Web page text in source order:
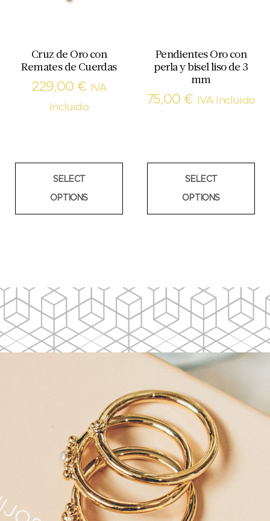
Cruz de Oro con
Remates de Cuerdas
229,00 €
IVA
Incluido
SELECT
OPTIONS
Pendientes Oro con
perla y bisel liso de 3
mm
75,00 € IVA Incluido
SELECT
OPTIONS